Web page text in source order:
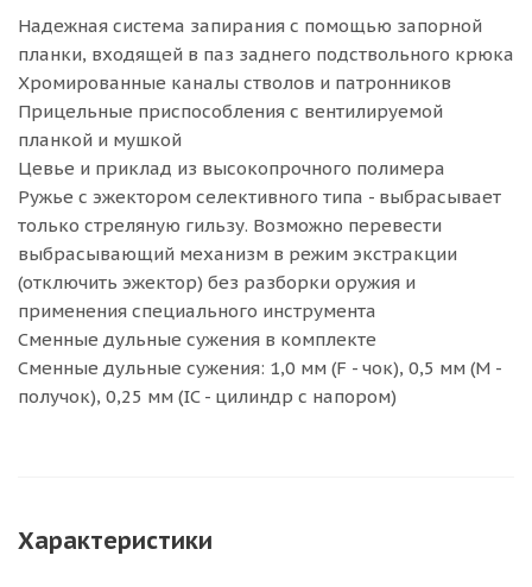
Надежная система запирания с помощью запорной
планки, входящей в паз заднего подствольного крюка
Хромированные каналы стволов и патронников
Прицельные приспособления с вентилируемой
планкой и мушкой
Цевье и приклад из высокопрочного полимера
Ружье с эжектором селективного типа - выбрасывает
только стреляную гильзу. Возможно перевести
выбрасывающий механизм в режим экстракции
(отключить эжектор) без разборки оружия и
применения специального инструмента
Сменные дульные сужения в комплекте
Сменные дульные сужения: 1,0 мм (F - чок), 0,5 мм (M -
получок), 0,25 мм (IC - цилиндр с напором)
Характеристики